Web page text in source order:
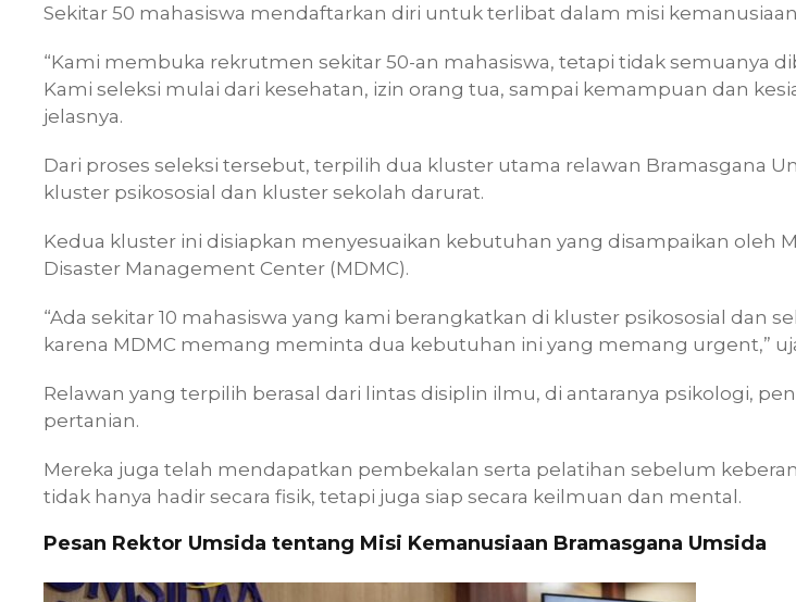
Sekitar 50 mahasiswa mendaftarkan diri untuk terlibat dalam misi
“Kami membuka rekrutmen sekitar 50-an mahasiswa, tetapi tidak semuanya
Kami seleksi mulai dari kesehatan, izin orang tua, sampai kemampuan dan
jelasnya.
Dari proses seleksi tersebut, terpilih dua kluster utama relawan Bramasgana
kluster psikososial dan kluster sekolah darurat.
Kedua kluster ini disiapkan menyesuaikan kebutuhan yang disampaikan oleh
Disaster Management Center (MDMC).
“Ada sekitar 10 mahasiswa yang kami berangkatkan di kluster psikososial dan
karena MDMC memang meminta dua kebutuhan ini yang memang urgent,”
Relawan yang terpilih berasal dari lintas disiplin ilmu, di antaranya psikologi,
pertanian.
Mereka juga telah mendapatkan pembekalan serta pelatihan sebelum
tidak hanya hadir secara fisik, tetapi juga siap secara keilmuan dan mental.
Pesan Rektor Umsida tentang Misi Kemanusiaan Bramasgana Umsida